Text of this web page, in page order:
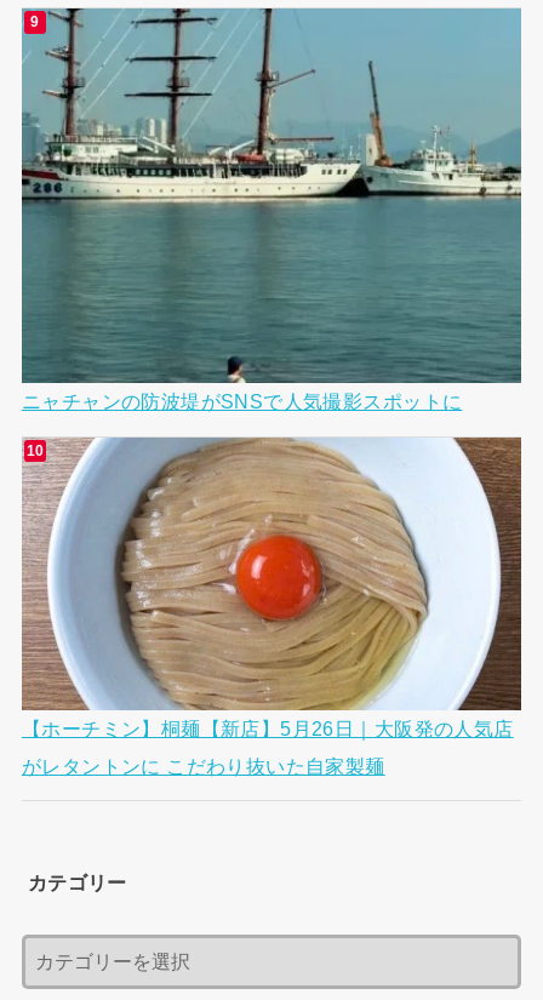
ニャチャンの防波堤がSNSで人気撮影スポットに
【ホーチミン】桐麺【新店】5月26日｜大阪発の人気店
がレタントンに こだわり抜いた自家製麺
カテゴリー